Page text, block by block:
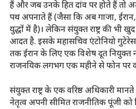
हैं और जब उनके हित दांव पर होते हैं तो
पथ अपनाते हैं (जैसा कि अब गाजा,
युद्धों में है)। लेकिन संयुक्त राष्ट्र की भी
आदत है. इसके महासचिव एंटोनियो गुटेरेस
तक ईरान के लिए एक विशेष दूत नियुक्त
राजनयिक लगभग एक महीने से फोन पर
संयुक्त राष्ट्र के एक वरिष्ठ अधिकारी मानते
नेतृत्व अपनी सीमित राजनीतिक पूंजी